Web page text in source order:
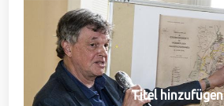
Titel hinzufügen